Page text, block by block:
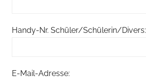
Handy-Nr. Schüler/Schülerin/Divers:
E-Mail-Adresse: